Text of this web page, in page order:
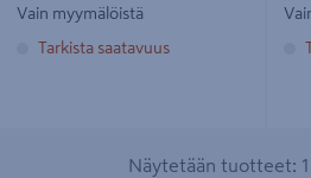
Vain myymälöistä
Tarkista saatavuus
Näytetään tuotteet: